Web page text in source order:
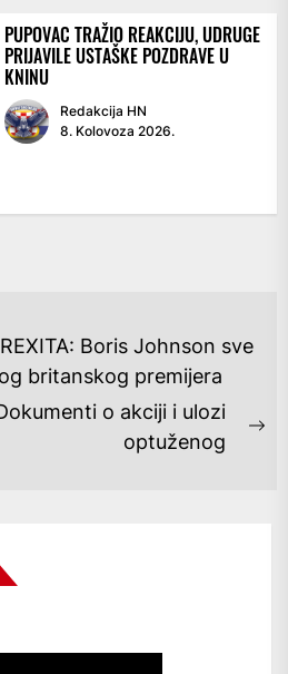
PUPOVAC TRAŽIO REAKCIJU, UDRUGE
PRIJAVILE USTAŠKE POZDRAVE U
KNINU
Redakcija HN
8. Kolovoza 2026.
Boris Johnson sve
britanskog premijera
o akciji i ulozi
optuženog